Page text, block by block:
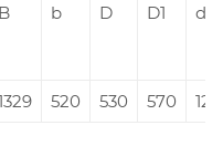
B b D D1 d
520 530 570 12